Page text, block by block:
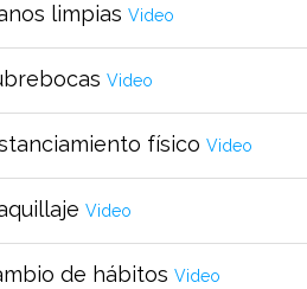
limpias Video
Video
físico Video
Video
de hábitos Video